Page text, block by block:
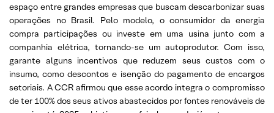
espaço entre grandes empresas que buscam descarbonizar suas
operações no Brasil. Pelo modelo, o consumidor da energia
compra participações ou investe em uma usina junto com a
companhia elétrica, tornando-se um autoprodutor. Com isso,
garante alguns incentivos que reduzem seus custos com o
insumo, como descontos e isenção do pagamento de encargos
setoriais. A CCR afirmou que esse acordo integra o compromisso
de ter 100% dos seus ativos abastecidos por fontes renováveis de